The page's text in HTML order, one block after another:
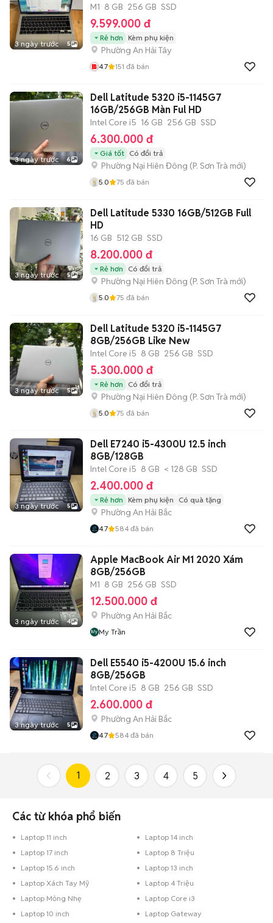
3 ngày trước 5
M1 8 GB 256 GB SSD
9.599.000 đ
Rẻ hơn Kèm phụ kiện
Phường An Hải Tây
4.7 151 đã bán
3 ngày trước 6
Dell Latitude 5320 i5-1145G7
16GB/256GB Màn Ful HD
Intel Core i5 16 GB 256 GB SSD
6.300.000 đ
Giá tốt Có đổi trả
Phường Nại Hiên Đông (P. Sơn Trà mới)
5.0 75 đã bán
3 ngày trước 5
Dell Latitude 5330 16GB/512GB Full
HD
16 GB 512 GB SSD
8.200.000 đ
Rẻ hơn Có đổi trả
Phường Nại Hiên Đông (P. Sơn Trà mới)
5.0 75 đã bán
3 ngày trước 5
Dell Latitude 5320 i5-1145G7
8GB/256GB Like New
Intel Core i5 8 GB 256 GB SSD
5.300.000 đ
Rẻ hơn Có đổi trả
Phường Nại Hiên Đông (P. Sơn Trà mới)
5.0 75 đã bán
3 ngày trước 5
Dell E7240 i5-4300U 12.5 inch
8GB/128GB
Intel Core i5 8 GB < 128 GB SSD
2.400.000 đ
Rẻ hơn Kèm phụ kiện Có quà tặng
Phường An Hải Bắc
4.7 584 đã bán
3 ngày trước 4
Apple MacBook Air M1 2020 Xám
8GB/256GB
M1 8 GB 256 GB SSD
12.500.000 đ
Phường An Hải Bắc
My Trần
3 ngày trước 5
Dell E5540 i5-4200U 15.6 inch
8GB/256GB
Intel Core i5 8 GB 256 GB SSD
2.600.000 đ
Phường An Hải Bắc
4.7 584 đã bán
1 2 3 4 5
Các từ khóa phổ biến
Laptop 11 inch
Laptop 14 inch
Laptop 17 inch
Laptop 8 Triệu
Laptop 15.6 inch
Laptop 13 inch
Laptop Xách Tay Mỹ
Laptop 4 Triệu
Laptop Mỏng Nhẹ
Laptop Core i3
Laptop 10 inch
Laptop Gateway